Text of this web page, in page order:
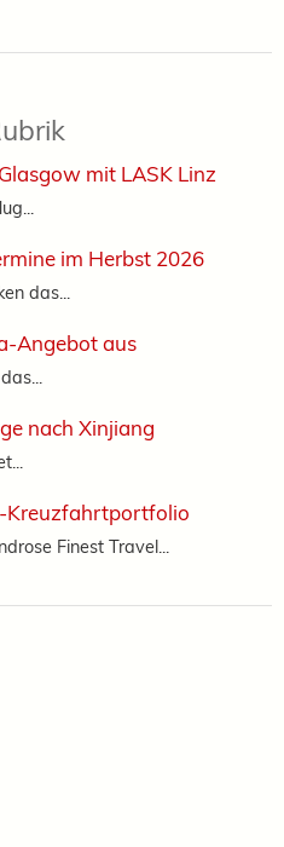
mit LASK Linz
im Herbst 2026
das...
Angebot aus
nach Xinjiang
Kreuzfahrtportfolio
Finest Travel...